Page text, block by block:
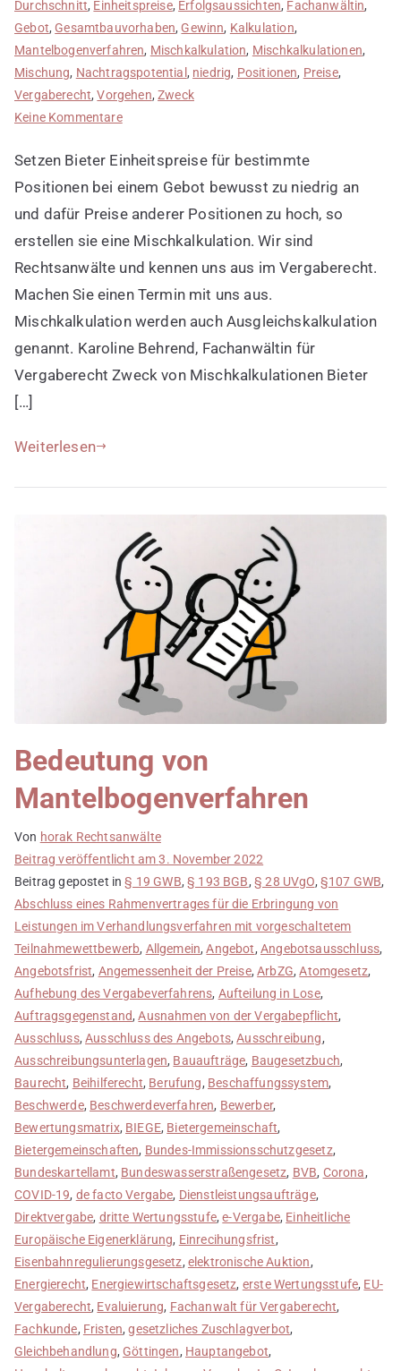
Durchschnitt, Einheitspreise, Erfolgsaussichten, Fachanwältin,
Gebot, Gesamtbauvorhaben, Gewinn, Kalkulation,
Mantelbogenverfahren, Mischkalkulation, Mischkalkulationen,
Mischung, Nachtragspotential , niedrig, Positionen, Preise,
Vergaberecht,Vorgehen,Zweck
Keine Kommentarezu
erstellen
Setzen Bieter Einheitspreise für bestimmte
Positionen bei einem Gebot bewusst zu niedrig an
und dafür Preise anderer Positionen zu hoch, so
erstellen sie eine Mischkalkulation. Wir sind
Rechtsanwälte und kennen uns aus im Vergaberecht.
Machen Sie einen Termin mit uns aus.
Mischkalkulation werden auch Ausgleichskalkulation
genannt. Karoline Behrend, Fachanwältin für
Vergaberecht Zweck von Mischkalkulationen Bieter
[…]
Weiterlesen
Bedeutung von
Mantelbogenverfahren
Von horak Rechtsanwälte
Beitrag veröffentlicht am3. November 2022
Beitrag gepostet in§ 19 GWB,§ 193 BGB, § 28 UVgO, §107 GWB,
Abschluss eines Rahmenvertrages für die Erbringung von
Leistungen im Verhandlungsverfahren mit vorgeschaltetem
Teilnahmewettbewerb, Allgemein,Angebot, Angebotsausschluss,
Angebotsfrist, Angemessenheit der Preise,ArbZG,Atomgesetz,
Aufhebung des Vergabeverfahrens, Aufteilung in Lose,
Auftragsgegenstand,Ausnahmen von der Vergabepflicht,
Ausschluss,Ausschluss des Angebots,Ausschreibung,
Ausschreibungsunterlagen, Bauaufträge, Baugesetzbuch,
Baurecht, Beihilferecht, Berufung, Beschaffungssystem,
Beschwerde, Beschwerdeverfahren, Bewerber,
Bewertungsmatrix, BIEGE, Bietergemeinschaft,
Bietergemeinschaften, Bundes-Immissionsschutzgesetz,
Bundeskartellamt, Bundeswasserstraßengesetz, BVB, Corona,
COVID-19, de facto Vergabe, Dienstleistungsaufträge,
Direktvergabe, dritte Wertungsstufe,e-Vergabe, Einheitliche
Europäische Eigenerklärung, Einrecihungsfrist,
Eisenbahnregulierungsgesetz, elektronische Auktion,
Energierecht, Energiewirtschaftsgesetz, erste Wertungsstufe, EU-
Vergaberecht, Evaluierung, Fachanwalt für Vergaberecht,
Fachkunde, Fristen,gesetzliches Zuschlagverbot,
Gleichbehandlung, Göttingen, Hauptangebot,